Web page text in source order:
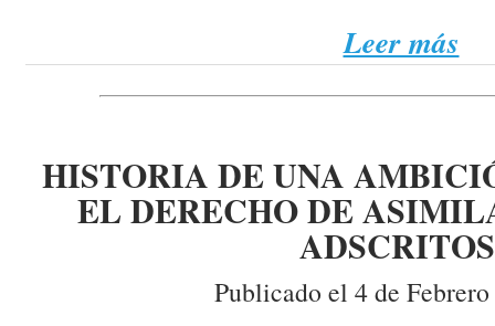
Leer más
HISTORIA DE UNA
EL DERECHO DE
Publicado el 4 de